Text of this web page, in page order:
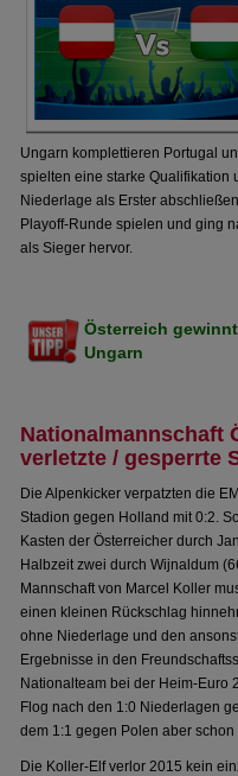
Ungarn komplettieren Portugal
spielten eine starke Qualifikation
Niederlage als Erster
Playoff-Runde spielen und ging
als Sieger hervor.
Österreich
Ungarn
Nationalmannschaft
verletzte / gesperrte
Die Alpenkicker verpatzten die
Stadion gegen Holland mit 0:2.
Kasten der Österreicher durch
Halbzeit zwei durch Wijnaldum
Mannschaft von Marcel Koller
einen kleinen Rückschlag
ohne Niederlage und den
Ergebnisse in den
Nationalteam bei der Heim-Euro
Flog nach den 1:0 Niederlagen
dem 1:1 gegen Polen aber
Die Koller-Elf verlor 2015 kein